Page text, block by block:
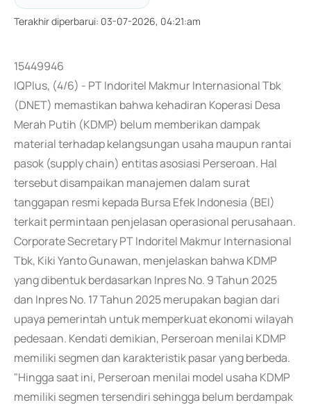
Terakhir diperbarui: 03-07-2026, 04:21:am
15449946
IQPlus, (4/6) - PT Indoritel Makmur Internasional Tbk
(DNET) memastikan bahwa kehadiran Koperasi Desa
Merah Putih (KDMP) belum memberikan dampak
material terhadap kelangsungan usaha maupun rantai
pasok (supply chain) entitas asosiasi Perseroan. Hal
tersebut disampaikan manajemen dalam surat
tanggapan resmi kepada Bursa Efek Indonesia (BEI)
terkait permintaan penjelasan operasional perusahaan.
Corporate Secretary PT Indoritel Makmur Internasional
Tbk, Kiki Yanto Gunawan, menjelaskan bahwa KDMP
yang dibentuk berdasarkan Inpres No. 9 Tahun 2025
dan Inpres No. 17 Tahun 2025 merupakan bagian dari
upaya pemerintah untuk memperkuat ekonomi wilayah
pedesaan. Kendati demikian, Perseroan menilai KDMP
memiliki segmen dan karakteristik pasar yang berbeda.
"Hingga saat ini, Perseroan menilai model usaha KDMP
memiliki segmen tersendiri sehingga belum berdampak